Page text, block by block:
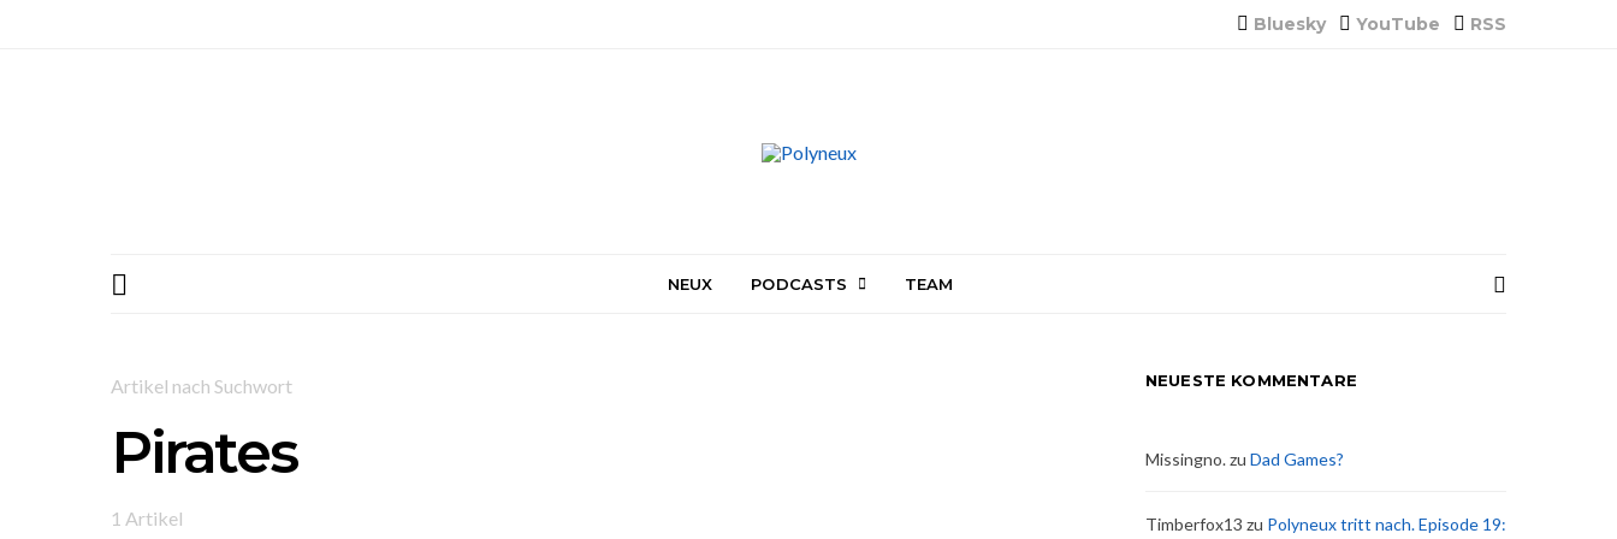
Bluesky YouTube RSS
NEUX PODCASTS TEAM
Artikel nach Suchwort
Pirates
1 Artikel
NEUESTE KOMMENTARE
Missingno.zu Dad Games?
Timberfox13 zu Polyneux tritt nach. Episode 19: